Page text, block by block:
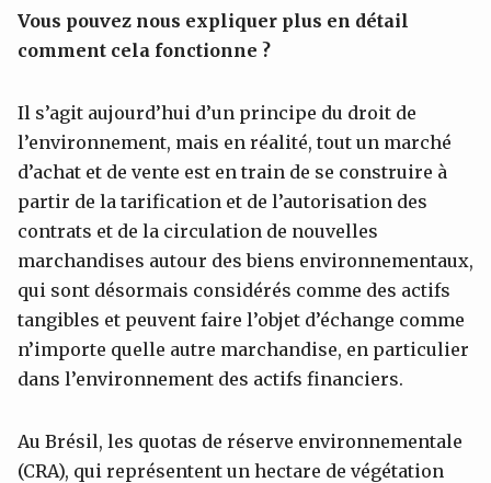
Vous pouvez nous expliquer plus en détail
comment cela fonctionne ?
Il s’agit aujourd’hui d’un principe du droit de
l’environnement, mais en réalité, tout un marché
d’achat et de vente est en train de se construire à
partir de la tarification et de l’autorisation des
contrats et de la circulation de nouvelles
marchandises autour des biens environnementaux,
qui sont désormais considérés comme des actifs
tangibles et peuvent faire l’objet d’échange comme
n’importe quelle autre marchandise, en particulier
dans l’environnement des actifs financiers.
Au Brésil, les quotas de réserve environnementale
(CRA), qui représentent un hectare de végétation